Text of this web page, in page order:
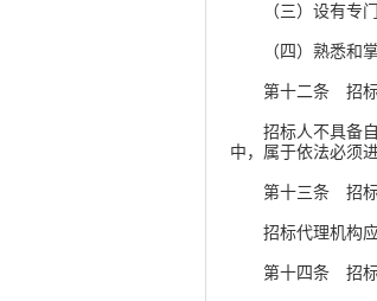
（三）设有专门
（四）熟悉和掌
第十二条 招标人
招标人不具备自
中，属于依法必须
第十三条 招标代
招标代理机构应
第十四条 招标代